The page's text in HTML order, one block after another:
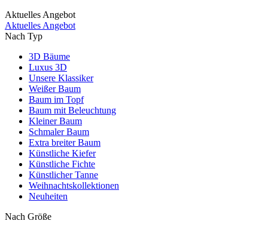
Aktuelles Angebot
Aktuelles Angebot
Nach Typ
3D Bäume
Luxus 3D
Unsere Klassiker
Weißer Baum
Baum im Topf
Baum mit Beleuchtung
Kleiner Baum
Schmaler Baum
Extra breiter Baum
Künstliche Kiefer
Künstliche Fichte
Künstlicher Tanne
Weihnachtskollektionen
Neuheiten
Nach Größe